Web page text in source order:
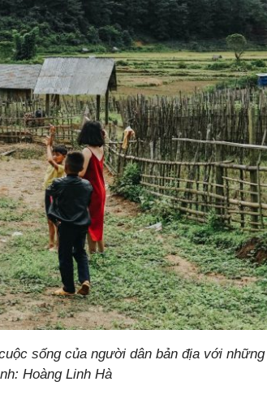
sống của người dân bản địa với những
Hoàng Linh Hà